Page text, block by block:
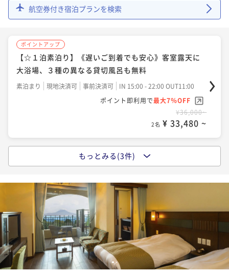
ポイントアップ
室★ルシアンルーム［基本１泊２食］
二食付き 現地決済可 事前決済可
IN 15:00 - 19:30 OUT11:00
¥53,300~
2名 ¥ 49,569 ~
航空券付き宿泊プランを検索
ポイントアップ
【☆１泊素泊り】《遅いご到着でも安心》客室露天に
大浴場、３種の異なる貸切風呂も無料
素泊まり 現地決済可 事前決済可
IN 15:00 - 22:00 OUT11:00
ポイント即利用で最大7％OFF
¥36,000~
2名 ¥ 33,480 ~
【一泊朝食】★約70種類のバイキングでパワーチャー
ジ★遅めの到着歓迎！貸切風呂・夜食のラーメン無料
朝食付き 現地決済可 事前決済可
IN 15:00 - 22:00 OUT11:00
ポイント即利用で最大7％OFF
2名 ¥ 41,385 ~
ポイントアップ
もっとみる(3件)
12